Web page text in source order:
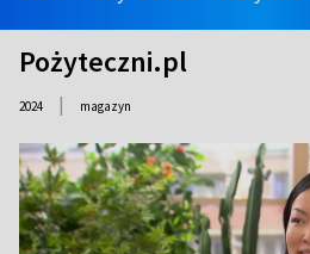
Pożyteczni.pl
2024 | magazyn